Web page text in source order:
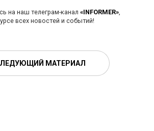
на наш телеграм-канал «INFORMER»,
всех новостей и событий!
МАТЕРИАЛ